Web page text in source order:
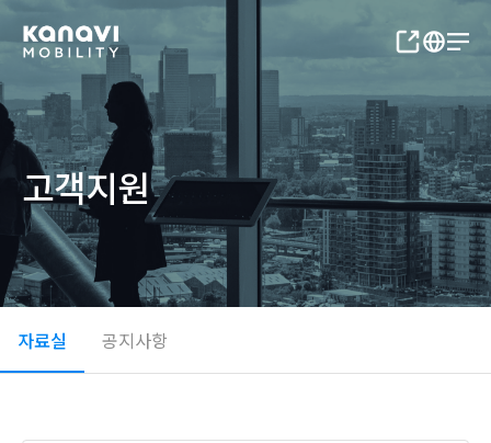
고객지원
자료실 공지사항